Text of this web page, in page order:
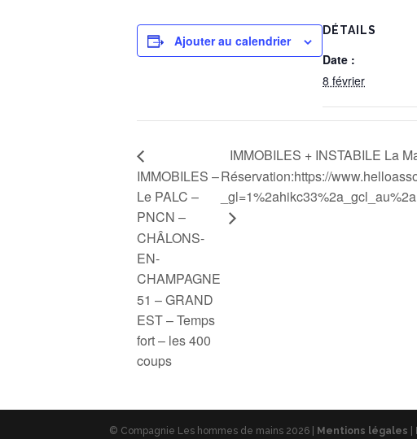
Ajouter au calendrier
DÉTAILS
Date :
8 février
IMMOBILES –
Le PALC –
PNCN –
CHÂLONS-
EN-
CHAMPAGNE
51 – GRAND
EST – Temps
fort – les 400
coups
IMMOBILES + INSTABILE La
Réservation:https://
© Compagnie Les hommes de mains 2026 | Mentions légales